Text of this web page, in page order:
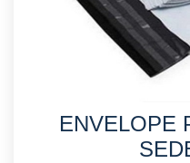
ENVELOPE